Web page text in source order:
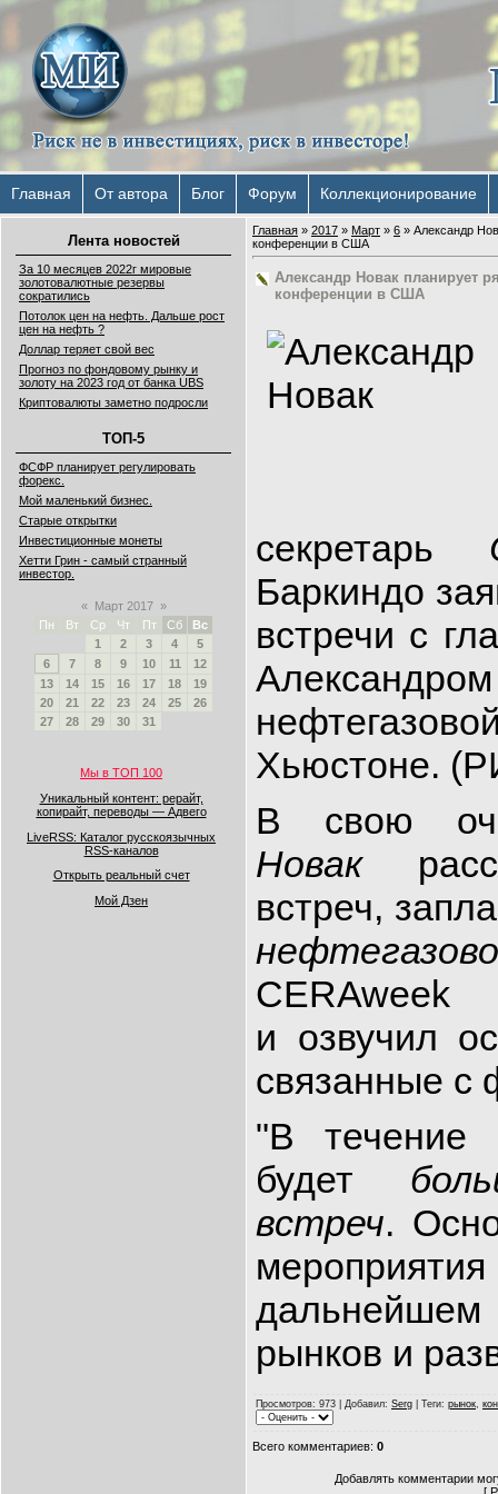
Главная От автора Блог Форум Коллекционирование
Лента новостей
За 10 месяцев 2022г мировые
золотовалютные резервы
сократились
Потолок цен на нефть. Дальше рост
цен на нефть ?
Доллар теряет свой вес
Прогноз по фондовому рынку и
золоту на 2023 год от банка UBS
Криптовалюты заметно подросли
ТОП-5
ФСФР планирует регулировать
форекс.
Мой маленький бизнес.
Старые открытки
Инвестиционные монеты
Хетти Грин - самый странный
инвестор.
« Март 2017 »
Пн
Вт Ср Чт Пт Сб
Вс
1
2 3 4
5
6
7 8 9 10 11
12
13
14 15 16 17 18
19
20
21 22 23 24 25
26
27
28 29 30 31
Мы в ТОП 100
Уникальный контент: рерайт,
копирайт, переводы — Адвего
LiveRSS: Каталог русскоязычных
RSS-каналов
Открыть реальный счет
Мой Дзен
Главная » 2017 » Март » 6 » Александр
конференции в США
Александр Новак планирует
конференции в США
секретарь
Баркиндо
встречи с
Хьюстоне.
В свою
Новак
встреч,
и озвучил
связанные с
"В течение
будет
встреч.
рынков и
Просмотров: 973 | Добавил: Serg Теги: рынок
Всего комментариев: 0
Добавлять комментарии